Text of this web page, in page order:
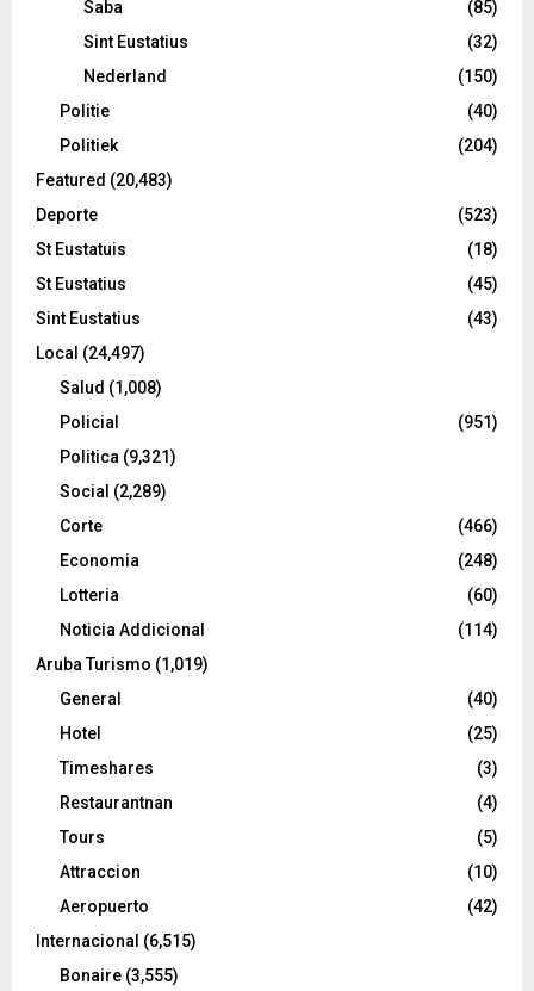
Saba
(85)
Sint Eustatius
(32)
Nederland
(150)
Politie
(40)
Politiek
(204)
Featured (20,483)
Deporte
(523)
St Eustatuis
(18)
St Eustatius
(45)
Sint Eustatius
(43)
Local (24,497)
Salud (1,008)
Policial
(951)
Politica (9,321)
Social (2,289)
Corte
(466)
Economia
(248)
Lotteria
(60)
Noticia Addicional
(114)
Aruba Turismo (1,019)
General
(40)
Hotel
(25)
Timeshares
(3)
Restaurantnan
(4)
Tours
(5)
Attraccion
(10)
Aeropuerto
(42)
Internacional (6,515)
Bonaire (3,555)